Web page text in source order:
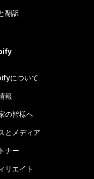
翻訳
について
報
の皆様へ
とメディア
ナー
リエイト